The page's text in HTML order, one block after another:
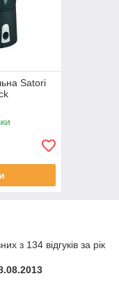
Satori
з 134 відгуків за рік